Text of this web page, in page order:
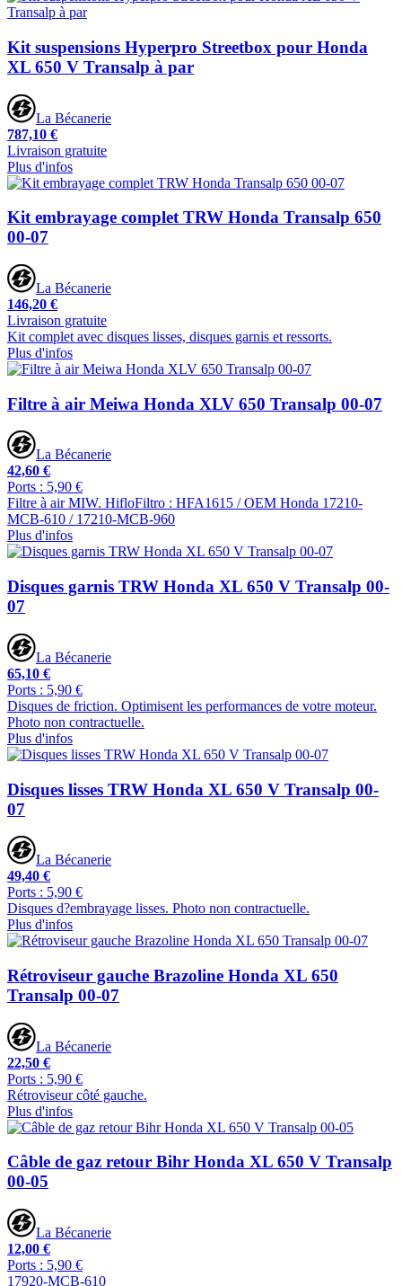
Kit suspensions Hyperpro Streetbox pour Honda
XL 650 V Transalp à par
La Bécanerie
787,10 €
Livraison gratuite
Plus d'infos
Kit embrayage complet TRW Honda Transalp 650
00-07
La Bécanerie
146,20 €
Livraison gratuite
Kit complet avec disques lisses, disques garnis et ressorts.
Plus d'infos
Filtre à air Meiwa Honda XLV 650 Transalp 00-07
La Bécanerie
42,60 €
Ports : 5,90 €
Filtre à air MIW. HifloFiltro : HFA1615 / OEM Honda 17210-
MCB-610 / 17210-MCB-960
Plus d'infos
Disques garnis TRW Honda XL 650 V Transalp 00-
07
La Bécanerie
65,10 €
Ports : 5,90 €
Disques de friction. Optimisent les performances de votre moteur.
Photo non contractuelle.
Plus d'infos
Disques lisses TRW Honda XL 650 V Transalp 00-
07
La Bécanerie
49,40 €
Ports : 5,90 €
Disques d?embrayage lisses. Photo non contractuelle.
Plus d'infos
Rétroviseur gauche Brazoline Honda XL 650
Transalp 00-07
La Bécanerie
22,50 €
Ports : 5,90 €
Rétroviseur côté gauche.
Plus d'infos
Câble de gaz retour Bihr Honda XL 650 V Transalp
00-05
La Bécanerie
12,00 €
Ports : 5,90 €
17920-MCB-610